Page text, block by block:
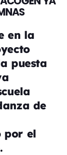
en la
puesta
de
por el